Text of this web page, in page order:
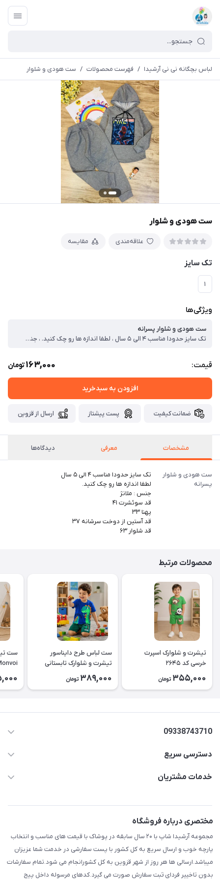
لباس بچگانه نی نی آرشیدا / فهرست محصولات / ست هودی و شلوار
ست هودی و شلوار
علاقه‌مندی مقایسه
تک سایز
۱
ویژگی‌ها
ست هودی و شلوار پسرانه
تک سایز حدودا مناسب ۴ الی ۵ سال ، لطفا اندازه ها رو چک کنید. ، جنس : ملانژ ، قد سوئشرت ۴۱ ، پهنا ۳۳ ، قد آستین از دوخت سرشانه ۳۷ ، قد شلوار ۶۳
قیمت: 163,000تومان
افزودن به سبدخرید
ضمانت کیفیت پست پیشتاز ارسال از قزوین
مشخصات معرفی دیدگاه‌ها
ست هودی و شلوار
پسرانه
تک سایز حدودا مناسب ۴ الی ۵ سال
لطفا اندازه ها رو چک کنید.
جنس : ملانژ
قد سوئشرت ۴۱
پهنا ۳۳
قد آستین از دوخت سرشانه ۳۷
قد شلوار ۶۳
محصولات مرتبط
تیشرت و شلوارک اسپرت
خرسی کد ۲۶۴۵
355,000 تومان
ست لباس طرح دایناسور
تیشرت و شلوارک تابستانی
کودک کد ۲۶۳۸
389,000 تومان
ست
09338743710
دسترسی سریع
حساب کاربری
لیست محصولات
درباره ما
تماس با ما
خدمات مشتریان
مختصری درباره فروشگاه
مجموعه آرشیدا شاپ با ۲۰ سال سابقه در پوشاک با قیمت های مناسب و انتخاب
پارچه خوب و ارسال سریع به کل کشور با پست سفارشی در خدمت شما عزیزان
میباشد.ارسالی ها هر روز از شهر قزوین به کل کشورانجام می شود.تمام سفارشات
بدون تاخییر فردای ثبت سفارش صورت می گیرد.کدهای مرسوله داخل پیج